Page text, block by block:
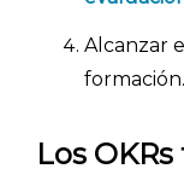
-
-
Alcanzar
formación.
Los